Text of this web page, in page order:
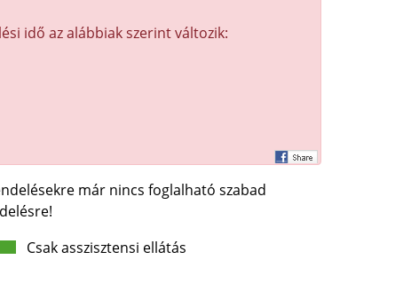
idő az alábbiak szerint változik:
már nincs foglalható szabad
Csak asszisztensi ellátás